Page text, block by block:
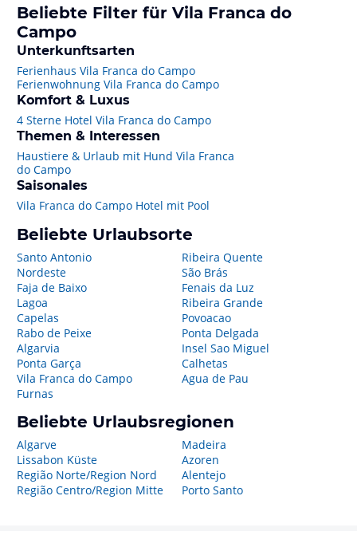
Beliebte Filter für Vila Franca do
Campo
Unterkunftsarten
Ferienhaus Vila Franca do Campo
Ferienwohnung Vila Franca do Campo
Komfort & Luxus
4 Sterne Hotel Vila Franca do Campo
Themen & Interessen
Haustiere & Urlaub mit Hund Vila Franca
do Campo
Saisonales
Vila Franca do Campo Hotel mit Pool
Beliebte Urlaubsorte
Santo Antonio
Nordeste
Faja de Baixo
Lagoa
Capelas
Rabo de Peixe
Algarvia
Ponta Garça
Vila Franca do Campo
Furnas
Ribeira Quente
São Brás
Fenais da Luz
Ribeira Grande
Povoacao
Ponta Delgada
Insel Sao Miguel
Calhetas
Agua de Pau
Beliebte Urlaubsregionen
Algarve
Lissabon Küste
Região Norte/Region Nord
Região Centro/Region Mitte
Madeira
Azoren
Alentejo
Porto Santo